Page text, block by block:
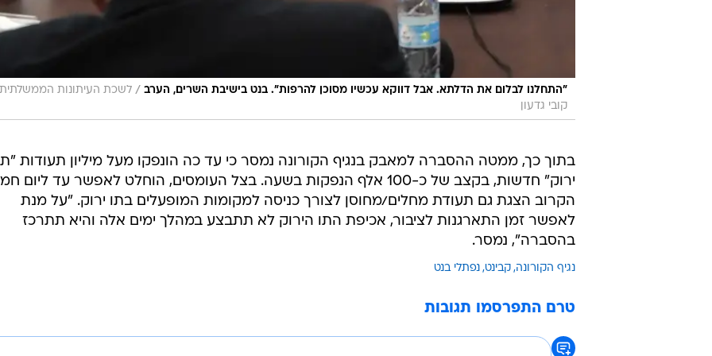
"התחלנו לבלום את הדלתא. אבל דווקא עכשיו מסוכן להרפות". בנט בישיבת השרים, הערב / לשכת העיתונות
קובי גדעון
בתוך כך, ממטה ההסברה למאבק בנגיף הקורונה נמסר כי עד כה הונפקו מעל מיליון תעודות
ירוק" חדשות, בקצב של כ-100 אלף הנפקות בשעה. בצל העומסים, הוחלט לאפשר עד ליום
הקרוב הצגת גם תעודת מחלים/מחוסן לצורך כניסה למקומות המופעלים בתו ירוק. "על מנת
לאפשר זמן התארגנות לציבור, אכיפת התו הירוק לא תתבצע במהלך ימים אלה והיא תתרכז
בהסברה", נמסר.
נגיף הקורונה קבינט נפתלי בנט
טרם התפרסמו תגובות